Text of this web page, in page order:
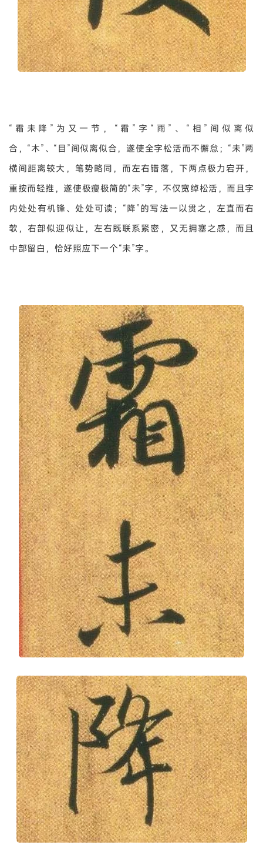
“霜未降”为又一节，“霜”字“雨”、“相”间似离似
合，“木”、“目”间似离似合，遂使全字松活而不懈怠；“未”两
横间距离较大，笔势略同，而左右错落，下两点极力宕开，
重按而轻推，遂使极瘦极简的“未”字，不仅宽绰松活，而且字
内处处有机锋、处处可读；“降”的写法一以贯之，左直而右
欹，右部似迎似让，左右既联系紧密，又无拥塞之感，而且
中部留白，恰好照应下一个“未”字。